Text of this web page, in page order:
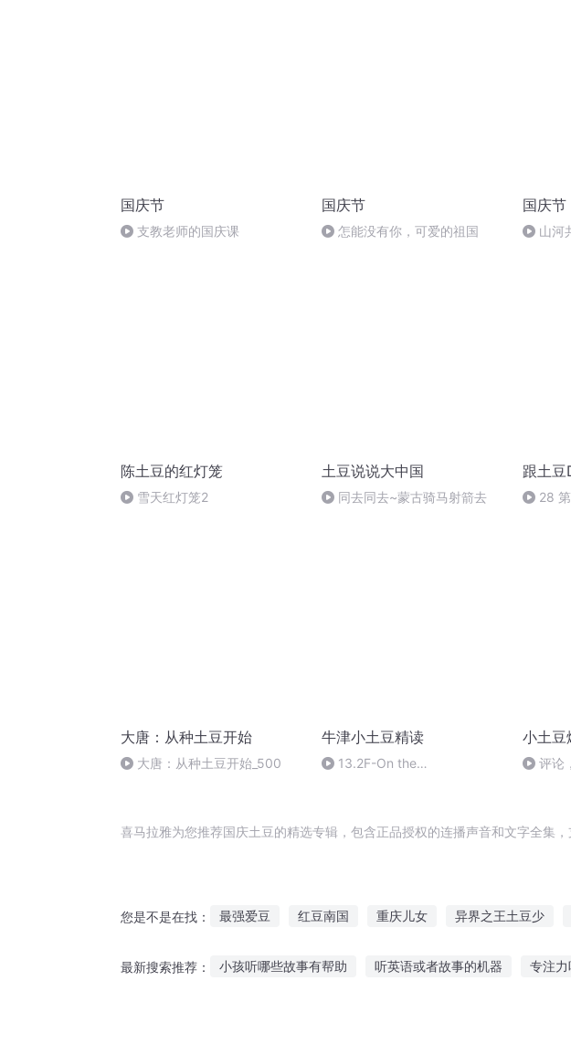
国庆节
支教老师的国庆课
国庆节
怎能没有你，可爱的祖国
国庆节
山河
陈土豆的红灯笼
雪天红灯笼2
土豆说说大中国
同去同去~蒙古骑马射箭去
跟土豆
28
大唐：从种土豆开始
大唐：从种土豆开始_500
牛津小土豆精读
13.2F-On the
小土豆
评论
喜马拉雅为您推荐国庆土豆的精选专辑，包含正品授权的连播声音和文字全集
您是不是在找： 最强爱豆 红豆南国 重庆儿女 异界之王土豆少
最新搜索推荐： 小孩听哪些故事有帮助 听英语或者故事的机器 专注